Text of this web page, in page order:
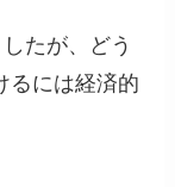
たが、どう
るには経済的